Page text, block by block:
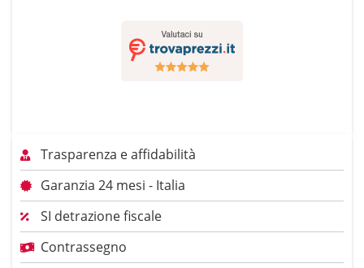
Trasparenza e affidabilità
Garanzia 24 mesi - Italia
SI detrazione fiscale
Contrassegno